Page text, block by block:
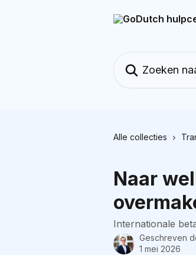
Alle collecties
Naar
Internationale
Geschreven
1 mei 2026